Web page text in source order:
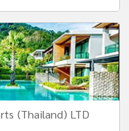
(Thailand) LTD